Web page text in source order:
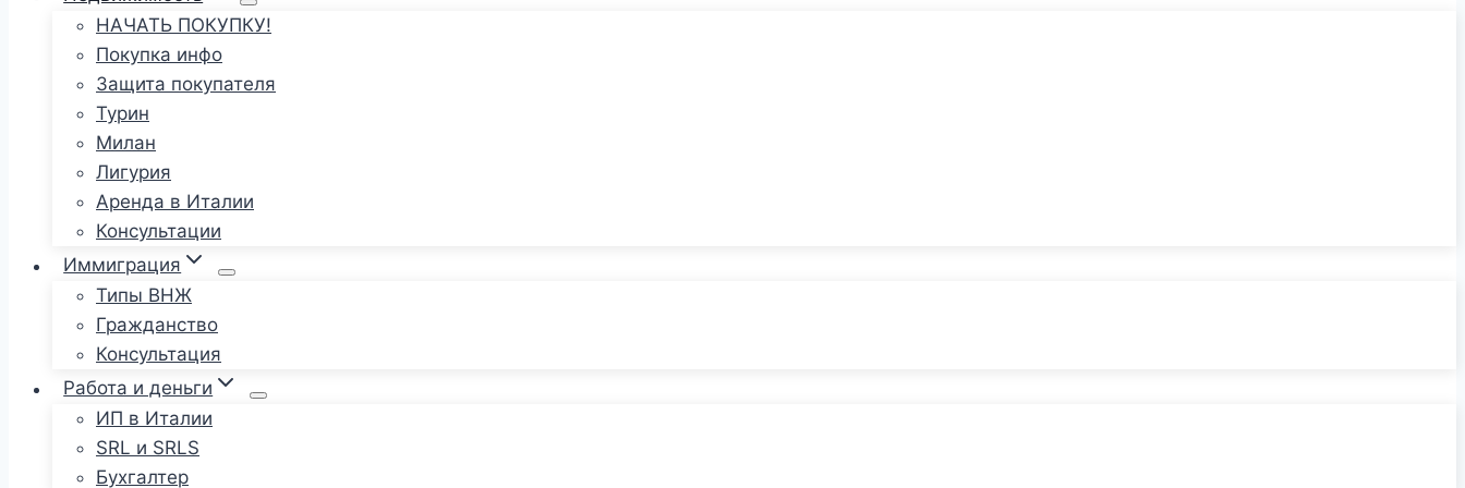
НАЧАТЬ ПОКУПКУ!
Покупка инфо
Защита покупателя
Турин
Милан
Лигурия
Аренда в Италии
Консультации
Иммиграция
Типы ВНЖ
Гражданство
Консультация
Работа и деньги
ИП в Италии
SRL и SRLS
Бухгалтер